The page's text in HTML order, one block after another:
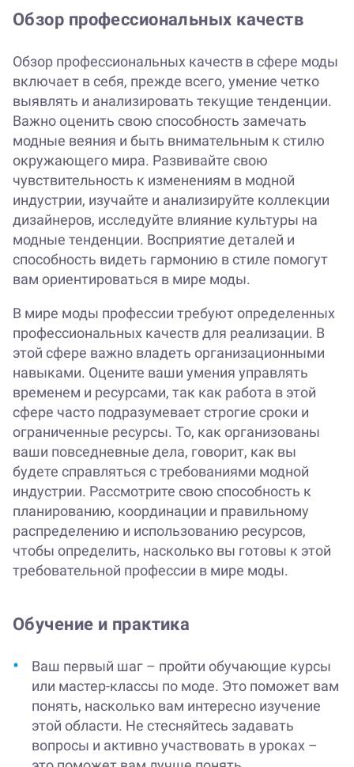
Обзор профессиональных качеств
Обзор профессиональных качеств в сфере моды
включает в себя, прежде всего, умение четко
выявлять и анализировать текущие тенденции.
Важно оценить свою способность замечать
модные веяния и быть внимательным к стилю
окружающего мира. Развивайте свою
чувствительность к изменениям в модной
индустрии, изучайте и анализируйте коллекции
дизайнеров, исследуйте влияние культуры на
модные тенденции. Восприятие деталей и
способность видеть гармонию в стиле помогут
вам ориентироваться в мире моды.
В мире моды профессии требуют определенных
профессиональных качеств для реализации. В
этой сфере важно владеть организационными
навыками. Оцените ваши умения управлять
временем и ресурсами, так как работа в этой
сфере часто подразумевает строгие сроки и
ограниченные ресурсы. То, как организованы
ваши повседневные дела, говорит, как вы
будете справляться с требованиями модной
индустрии. Рассмотрите свою способность к
планированию, координации и правильному
распределению и использованию ресурсов,
чтобы определить, насколько вы готовы к этой
требовательной профессии в мире моды.
Обучение и практика
Ваш первый шаг – пройти обучающие курсы
или мастер-классы по моде. Это поможет вам
понять, насколько вам интересно изучение
этой области. Не стесняйтесь задавать
вопросы и активно участвовать в уроках –